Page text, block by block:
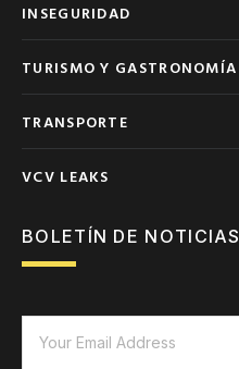
INSEGURIDAD
TURISMO Y GASTRONOMÍA
TRANSPORTE
VCV LEAKS
BOLETÍN DE NOTICIAS